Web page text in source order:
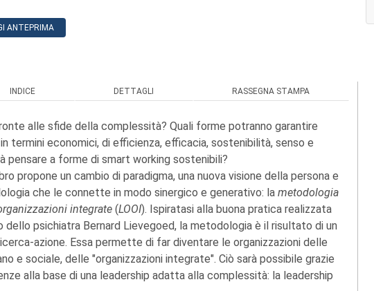
ANTEPRIMA
INDICE DETTAGLI RASSEGNA STAMPA
alle sfide della complessità? Quali forme potranno garantire
termini economici, di efficienza, efficacia, sostenibilità, senso e
pensare a forme di smart working sostenibili?
propone un cambio di paradigma, una nuova visione della persona e
che le connette in modo sinergico e generativo: la metodologia
integrate (LOOI). Ispiratasi alla buona pratica realizzata
dello psichiatra Bernard Lievegoed, la metodologia è il risultato di un
azione. Essa permette di far diventare le organizzazioni delle
e sociale, delle "organizzazioni integrate". Ciò sarà possibile grazie
alla base di una leadership adatta alla complessità: la leadership